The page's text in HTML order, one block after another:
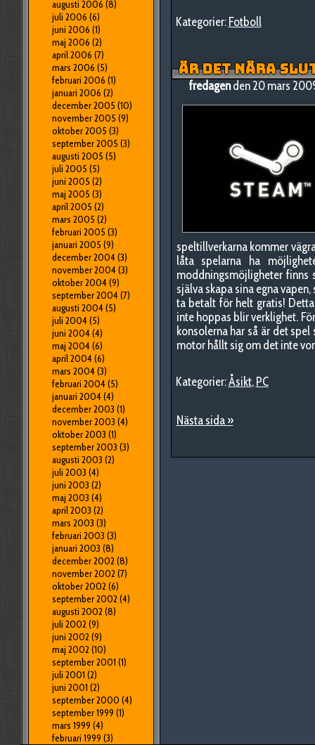
augusti 2006 (8)
juli 2006 (6)
juni 2006 (1)
maj 2006 (2)
april 2006 (7)
mars 2006 (5)
februari 2006 (1)
januari 2006 (2)
december 2005 (10)
november 2005 (9)
oktober 2005 (3)
september 2005 (3)
augusti 2005 (5)
juli 2005 (5)
juni 2005 (2)
maj 2005 (3)
april 2005 (2)
mars 2005 (2)
februari 2005 (3)
januari 2005 (9)
december 2004(3)
november 2004(3)
oktober 2004(9)
september 2004(7)
augusti 2004(5)
juli 2004(5)
juni 2004(4)
maj 2004(6)
april 2004(6)
mars 2004(3)
februari 2004(5)
januari 2004(4)
december 2003 (1)
november 2003 (4)
oktober 2003 (1)
september 2003 (3)
augusti 2003 (2)
juli 2003 (4)
juni 2003 (2)
maj 2003 (4)
april 2003 (2)
mars 2003 (3)
februari 2003 (3)
januari 2003 (8)
december 2002 (8)
november 2002 (7)
oktober 2002 (6)
september 2002 (4)
augusti 2002 (8)
juli 2002 (9)
juni 2002 (9)
maj 2002 (10)
september 2001 (1)
juli 2001 (2)
juni 2001 (2)
september 2000 (4)
september 1999 (1)
mars 1999 (4)
februari 1999 (3)
Kategorier:Fotboll
ÄR DET NÄRA
fredagenden 20 mars
speltillverkarna kommer
låta spelarna ha
moddningsmöjligheter finns
själva skapa sina egna
ta betalt för helt gratis!
inte hoppas blir verklighet.
konsolerna har så är det
motor hållt sig om det inte
Kategorier:Åsikt,PC
Nästa sida »